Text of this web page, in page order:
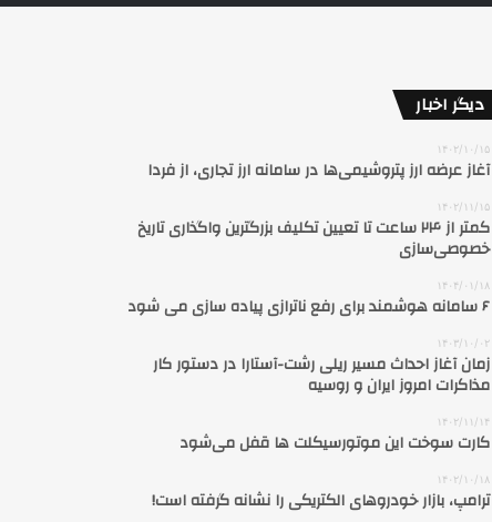
دیگر اخبار
۱۴۰۲/۱۰/۱۵
آغاز عرضه ارز پتروشیمی‌ها در سامانه ارز تجاری، از فردا
۱۴۰۲/۱۱/۱۵
کمتر از ۲۴ ساعت تا تعیین تکلیف بزرگترین واگذاری تاریخ
خصوصی‌سازی
۱۴۰۴/۰۱/۱۸
۶ سامانه هوشمند برای رفع ناترازی پیاده سازی می شود
۱۴۰۳/۱۰/۰۲
زمان آغاز احداث مسیر ریلی رشت-آستارا در دستور کار
مذاکرات امروز ایران و روسیه
۱۴۰۲/۱۱/۱۴
کارت سوخت این موتورسیکلت ها قفل می‌شود
۱۴۰۲/۱۰/۱۸
ترامپ، بازار خودروهای الکتریکی را نشانه گرفته است!